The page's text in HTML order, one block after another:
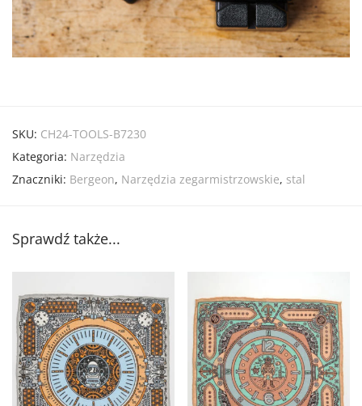
SKU: CH24-TOOLS-B7230
Kategoria: Narzędzia
Znaczniki: Bergeon, Narzędzia zegarmistrzowskie, stal
Sprawdź także...